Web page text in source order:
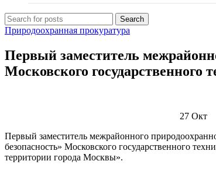
Search
Природоохранная прокуратура
Первый заместитель
Московского государственного
27 Окт
Первый заместитель межрайонного
безопасность» Московского государственного
территории города Москвы».